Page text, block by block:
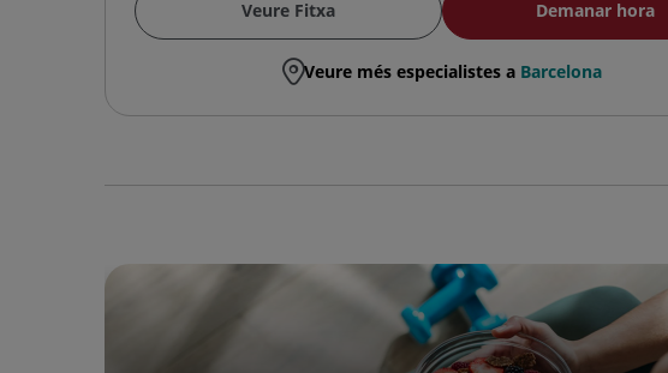
Veure Fitxa Demanar hora
Veure més especialistes a Barcelona